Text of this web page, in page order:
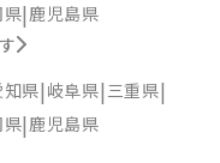
県 鹿児島県
知県 岐阜県 三重県
県 鹿児島県